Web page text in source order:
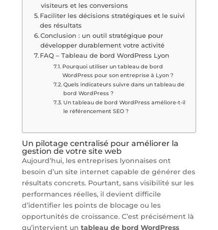
visiteurs et les conversions
Faciliter les décisions stratégiques et le suivi
des résultats
Conclusion : un outil stratégique pour
développer durablement votre activité
FAQ – Tableau de bord WordPress Lyon
Pourquoi utiliser un tableau de bord
WordPress pour son entreprise à Lyon ?
Quels indicateurs suivre dans un tableau de
bord WordPress ?
Un tableau de bord WordPress améliore-t-il
le référencement SEO ?
Un pilotage centralisé pour améliorer la
gestion de votre site web
Aujourd’hui, les entreprises lyonnaises ont
besoin d’un site internet capable de générer des
résultats concrets. Pourtant, sans visibilité sur les
performances réelles, il devient difficile
d’identifier les points de blocage ou les
opportunités de croissance. C’est précisément là
qu’intervient un tableau de bord WordPress